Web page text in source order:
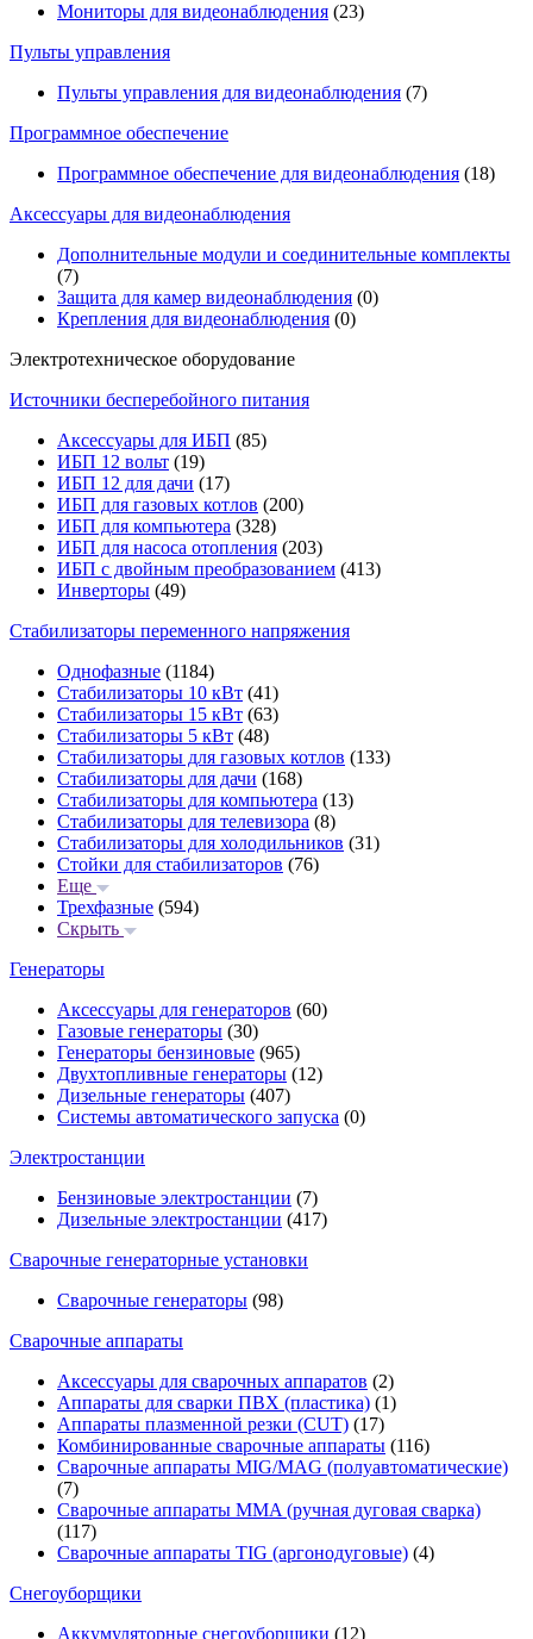
Мониторы для видеонаблюдения (23)
Пульты управления
Пульты управления для видеонаблюдения (7)
Программное обеспечение
Программное обеспечение для видеонаблюдения (18)
Аксессуары для видеонаблюдения
Дополнительные модули и соединительные комплекты
(7)
Защита для камер видеонаблюдения (0)
Крепления для видеонаблюдения (0)
Электротехническое оборудование
Источники бесперебойного питания
Аксессуары для ИБП (85)
ИБП 12 вольт (19)
ИБП 12 для дачи (17)
ИБП для газовых котлов (200)
ИБП для компьютера (328)
ИБП для насоса отопления (203)
ИБП с двойным преобразованием (413)
Инверторы (49)
Стабилизаторы переменного напряжения
Однофазные (1184)
Стабилизаторы 10 кВт (41)
Стабилизаторы 15 кВт (63)
Стабилизаторы 5 кВт (48)
Стабилизаторы для газовых котлов (133)
Стабилизаторы для дачи (168)
Стабилизаторы для компьютера (13)
Стабилизаторы для телевизора (8)
Стабилизаторы для холодильников (31)
Стойки для стабилизаторов (76)
Еще
Трехфазные (594)
Скрыть
Генераторы
Аксессуары для генераторов (60)
Газовые генераторы (30)
Генераторы бензиновые (965)
Двухтопливные генераторы (12)
Дизельные генераторы (407)
Системы автоматического запуска (0)
Электростанции
Бензиновые электростанции (7)
Дизельные электростанции (417)
Сварочные генераторные установки
Сварочные генераторы (98)
Сварочные аппараты
Аксессуары для сварочных аппаратов (2)
Аппараты для сварки ПВХ (пластика) (1)
Аппараты плазменной резки (CUT) (17)
Комбинированные сварочные аппараты (116)
Сварочные аппараты MIG/MAG (полуавтоматические)
(7)
Сварочные аппараты MMA (ручная дуговая сварка)
(117)
Сварочные аппараты TIG (аргонодуговые) (4)
Снегоуборщики
Аккумуляторные снегоуборщики (12)